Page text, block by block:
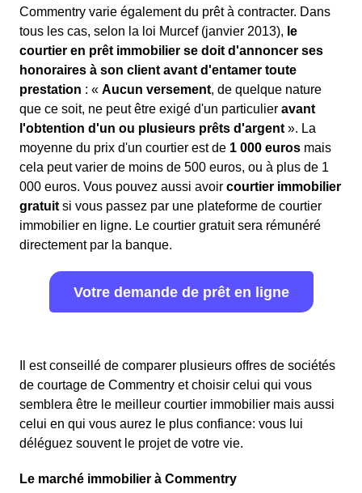
Commentry varie également du prêt à contracter. Dans
tous les cas, selon la loi Murcef (janvier 2013), le
courtier en prêt immobilier se doit d'annoncer ses
honoraires à son client avant d'entamer toute
prestation : « Aucun versement, de quelque nature
que ce soit, ne peut être exigé d'un particulier avant
l'obtention d'un ou plusieurs prêts d'argent ». La
moyenne du prix d'un courtier est de 1 000 euros mais
cela peut varier de moins de 500 euros, ou à plus de 1
000 euros. Vous pouvez aussi avoir courtier immobilier
gratuit si vous passez par une plateforme de courtier
immobilier en ligne. Le courtier gratuit sera rémunéré
directement par la banque.
Votre demande de prêt en ligne
Il est conseillé de comparer plusieurs offres de sociétés
de courtage de Commentry et choisir celui qui vous
semblera être le meilleur courtier immobilier mais aussi
celui en qui vous aurez le plus confiance: vous lui
déléguez souvent le projet de votre vie.
Le marché immobilier à Commentry